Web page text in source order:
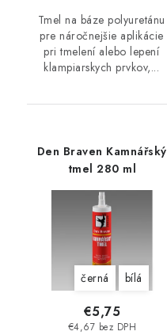
Tmel na báze polyuretánu
pre náročnejšie aplikácie
pri tmelení alebo lepení
klampiarskych prvkov,...
Den Braven Kamnářský
tmel 280 ml
černá bílá
€4,67 bez DPH
€5,75